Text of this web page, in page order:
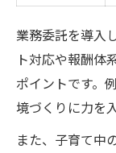
業務委託を導入
ト対応や報酬体
ポイントです。
境づくりに力を
また、子育て中